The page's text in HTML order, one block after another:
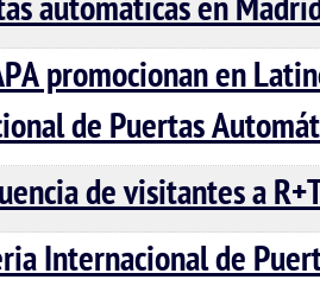
automáticas en
promocionan en
de Puertas
de visitantes a
Internacional de